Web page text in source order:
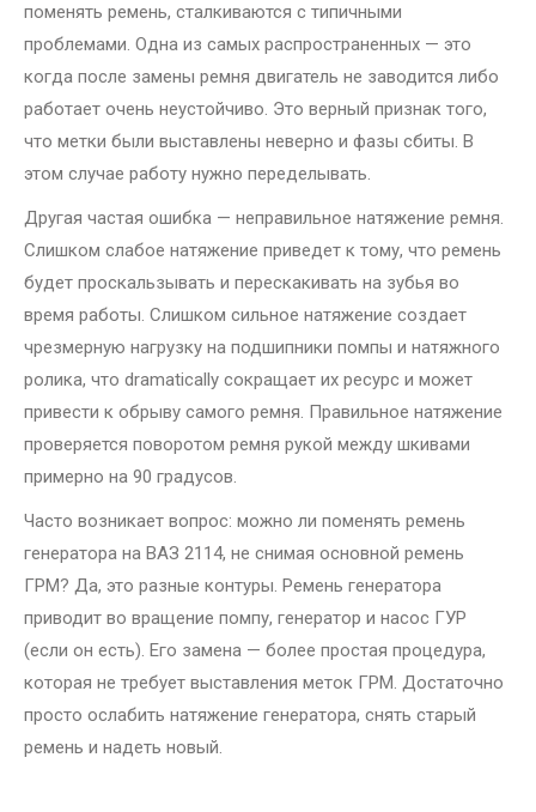
поменять ремень, сталкиваются с типичными
проблемами. Одна из самых распространенных — это
когда после замены ремня двигатель не заводится либо
работает очень неустойчиво. Это верный признак того,
что метки были выставлены неверно и фазы сбиты. В
этом случае работу нужно переделывать.
Другая частая ошибка — неправильное натяжение ремня.
Слишком слабое натяжение приведет к тому, что ремень
будет проскальзывать и перескакивать на зубья во
время работы. Слишком сильное натяжение создает
чрезмерную нагрузку на подшипники помпы и натяжного
ролика, что dramatically сокращает их ресурс и может
привести к обрыву самого ремня. Правильное натяжение
проверяется поворотом ремня рукой между шкивами
примерно на 90 градусов.
Часто возникает вопрос: можно ли поменять ремень
генератора на ВАЗ 2114, не снимая основной ремень
ГРМ? Да, это разные контуры. Ремень генератора
приводит во вращение помпу, генератор и насос ГУР
(если он есть). Его замена — более простая процедура,
которая не требует выставления меток ГРМ. Достаточно
просто ослабить натяжение генератора, снять старый
ремень и надеть новый.